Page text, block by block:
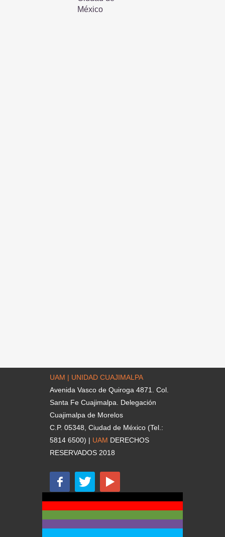
México
UAM | UNIDAD CUAJIMALPA
Avenida Vasco de Quiroga 4871. Col.
Santa Fe Cuajimalpa. Delegación
Cuajimalpa de Morelos
C.P. 05348, Ciudad de México (Tel.:
5814 6500) | UAM DERECHOS
RESERVADOS 2018